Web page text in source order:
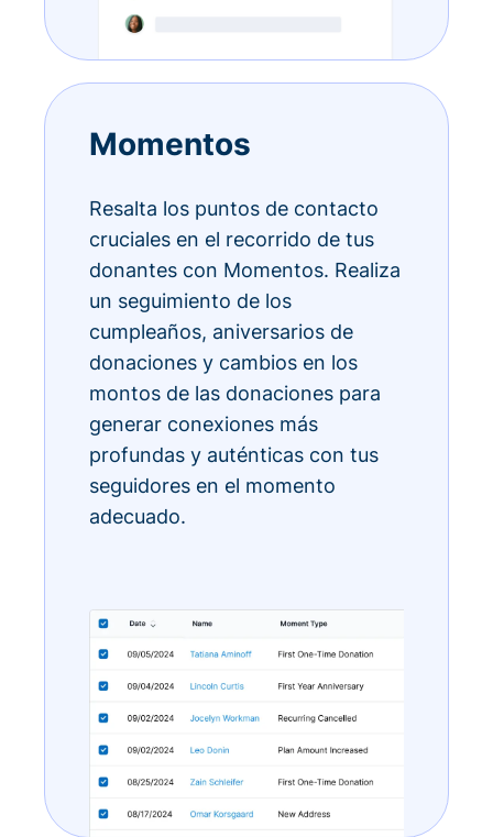
Momentos
Resalta los puntos de contacto
cruciales en el recorrido de tus
donantes con Momentos. Realiza
un seguimiento de los
cumpleaños, aniversarios de
donaciones y cambios en los
montos de las donaciones para
generar conexiones más
profundas y auténticas con tus
seguidores en el momento
adecuado.